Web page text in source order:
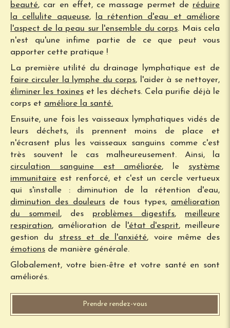
beauté, car en effet, ce massage permet de réduire
la cellulite aqueuse,
la rétention d'eau et améliore
l'aspect de la peau sur l'ensemble du corps. Mais cela
n'est qu'une infime partie de ce que peut vous
apporter cette pratique !
La première utilité du drainage lymphatique est de
faire circuler la lymphe du corps, l'aider à se nettoyer,
éliminer les toxineset les déchets. Cela purifie déjà le
corps et améliore la santé.
Ensuite, une fois les vaisseaux lymphatiques vidés de
leurs déchets, ils prennent moins de place et
n'écrasent plus les vaisseaux sanguins comme c'est
très souvent le cas malheureusement. Ainsi, la
circulation sanguine est améliorée, le système
immunitaire est renforcé, et c'est un cercle vertueux
qui s'installe : diminution de la rétention d'eau,
diminution des douleursde tous types, amélioration
du sommeil , des problèmes digestifs, meilleure
respiration, amélioration de l 'état d'esprit, meilleure
gestion du stress et de l'anxiété, voire même des
émotions de manière générale.
Globalement, votre bien-être et votre santé en sont
améliorés.
Prendre rendez-vous